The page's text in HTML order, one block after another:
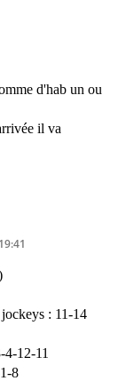
d'hab un ou
il va
: 11-14
12-11
8